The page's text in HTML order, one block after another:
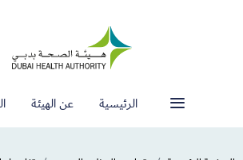
الرئيسية عن الهيئة